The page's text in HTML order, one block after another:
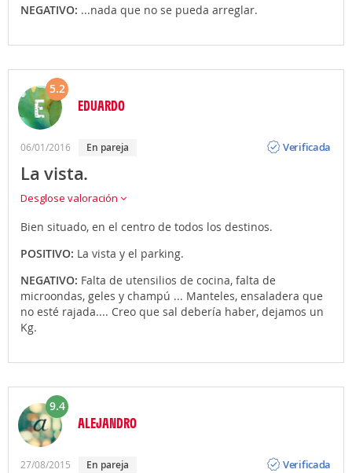
NEGATIVO: ...nada que no se pueda arreglar.
5.2
EDUARDO
06/01/2016 en pareja
Verificada
La vista.
Desglose valoración
Bien situado, en el centro de todos los destinos.
POSITIVO: La vista y el parking.
NEGATIVO: Falta de utensilios de cocina, falta de
microondas, geles y champú ... Manteles, ensaladera que
no esté rajada.... Creo que sal debería haber, dejamos un
Kg.
9.4
ALEJANDRO
27/08/2015 en pareja
Verificada